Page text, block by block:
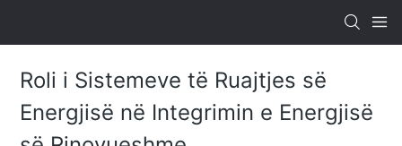
Roli i Sistemeve të Ruajtjes së
Energjisë në Integrimin e Energjisë